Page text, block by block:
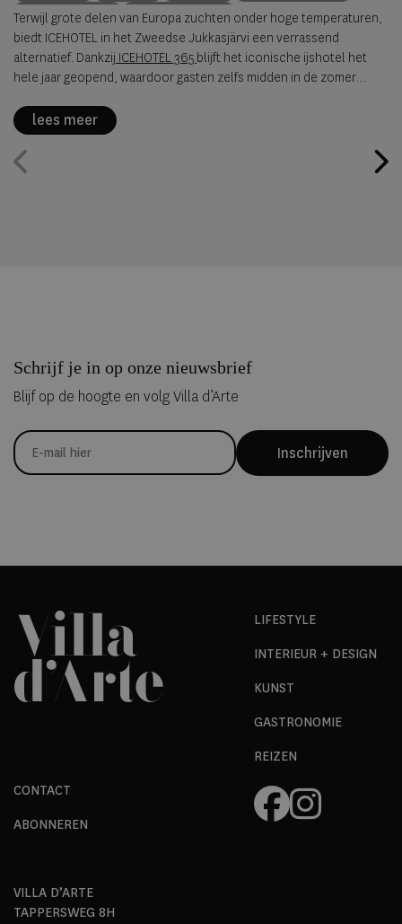
summer travel
Arctische reizen
Terwijl grote delen van Europa zuchten onder hoge temperaturen,
biedt ICEHOTEL in het Zweedse Jukkasjärvi een verrassend
alternatief. Dankzij ICEHOTEL 365 blijft het iconische ijshotel het
hele jaar geopend, waardoor gasten zelfs midden in de zomer
lees meer
Schrijf je in op onze nieuwsbrief
Blijf op de hoogte en volg Villa d’Arte
Inschrijven
LIFESTYLE
INTERIEUR + DESIGN
KUNST
GASTRONOMIE
REIZEN
CONTACT
ABONNEREN
VILLA D’ARTE
TAPPERSWEG 8H